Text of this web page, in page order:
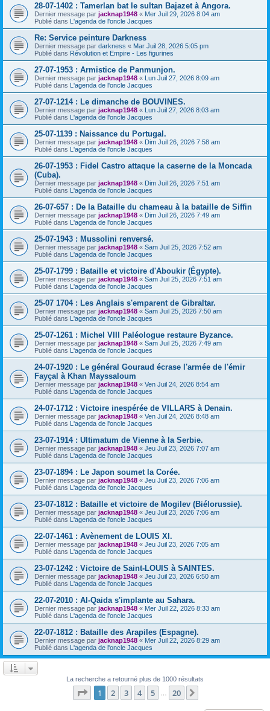
28-07-1402 : Tamerlan bat le sultan Bajazet à Angora.
Dernier message par jacknap1948 « Mer Juil 29, 2026 8:04 am
Publié dans L'agenda de l'oncle Jacques
Re: Service peinture Darkness
Dernier message par darkness « Mar Juil 28, 2026 5:05 pm
Publié dans Révolution et Empire - Les figurines
27-07-1953 : Armistice de Panmunjon.
Dernier message par jacknap1948 « Lun Juil 27, 2026 8:09 am
Publié dans L'agenda de l'oncle Jacques
27-07-1214 : Le dimanche de BOUVINES.
Dernier message par jacknap1948 « Lun Juil 27, 2026 8:03 am
Publié dans L'agenda de l'oncle Jacques
25-07-1139 : Naissance du Portugal.
Dernier message par jacknap1948 « Dim Juil 26, 2026 7:58 am
Publié dans L'agenda de l'oncle Jacques
26-07-1953 : Fidel Castro attaque la caserne de la Moncada
(Cuba).
Dernier message par jacknap1948 « Dim Juil 26, 2026 7:51 am
Publié dans L'agenda de l'oncle Jacques
26-07-657 : De la Bataille du chameau à la bataille de Siffin
Dernier message par jacknap1948 « Dim Juil 26, 2026 7:49 am
Publié dans L'agenda de l'oncle Jacques
25-07-1943 : Mussolini renversé.
Dernier message par jacknap1948 « Sam Juil 25, 2026 7:52 am
Publié dans L'agenda de l'oncle Jacques
25-07-1799 : Bataille et victoire d'Aboukir (Égypte).
Dernier message par jacknap1948 « Sam Juil 25, 2026 7:51 am
Publié dans L'agenda de l'oncle Jacques
25-07 1704 : Les Anglais s'emparent de Gibraltar.
Dernier message par jacknap1948 « Sam Juil 25, 2026 7:50 am
Publié dans L'agenda de l'oncle Jacques
25-07-1261 : Michel VIII Paléologue restaure Byzance.
Dernier message par jacknap1948 « Sam Juil 25, 2026 7:49 am
Publié dans L'agenda de l'oncle Jacques
24-07-1920 : Le général Gouraud écrase l'armée de l'émir
Fayçal à Khan Mayssaloum
Dernier message par jacknap1948 « Ven Juil 24, 2026 8:54 am
Publié dans L'agenda de l'oncle Jacques
24-07-1712 : Victoire inespérée de VILLARS à Denain.
Dernier message par jacknap1948 « Ven Juil 24, 2026 8:48 am
Publié dans L'agenda de l'oncle Jacques
23-07-1914 : Ultimatum de Vienne à la Serbie.
Dernier message par jacknap1948 « Jeu Juil 23, 2026 7:07 am
Publié dans L'agenda de l'oncle Jacques
23-07-1894 : Le Japon soumet la Corée.
Dernier message par jacknap1948 « Jeu Juil 23, 2026 7:06 am
Publié dans L'agenda de l'oncle Jacques
23-07-1812 : Bataille et victoire de Mogilev (Biélorussie).
Dernier message par jacknap1948 « Jeu Juil 23, 2026 7:06 am
Publié dans L'agenda de l'oncle Jacques
22-07-1461 : Avènement de LOUIS XI.
Dernier message par jacknap1948 « Jeu Juil 23, 2026 7:05 am
Publié dans L'agenda de l'oncle Jacques
23-07-1242 : Victoire de Saint-LOUIS à SAINTES.
Dernier message par jacknap1948 « Jeu Juil 23, 2026 6:50 am
Publié dans L'agenda de l'oncle Jacques
22-07-2010 : Al-Qaida s'implante au Sahara.
Dernier message par jacknap1948 « Mer Juil 22, 2026 8:33 am
Publié dans L'agenda de l'oncle Jacques
22-07-1812 : Bataille des Arapiles (Espagne).
Dernier message par jacknap1948 « Mer Juil 22, 2026 8:29 am
Publié dans L'agenda de l'oncle Jacques
La recherche a retourné plus de 1000 résultats
Page 1sur20
1 2 3 4 5 20